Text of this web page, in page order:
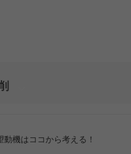
機はココから考える！